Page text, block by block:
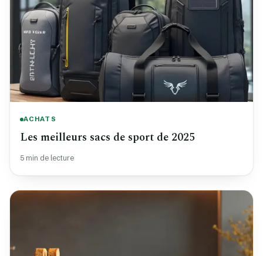
ACHATS
Les meilleurs sacs de sport de 2025
5 min de lecture